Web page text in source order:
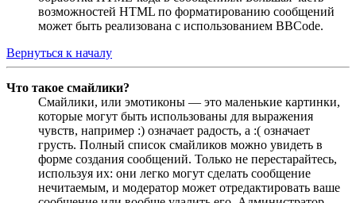
возможностей HTML по форматированию сообщений
может быть реализована с использованием BBCode.
Вернуться к началу
Что такое смайлики?
Смайлики, или эмотиконы — это маленькие картинки,
которые могут быть использованы для выражения
чувств, например :) означает радость, а :( означает
грусть. Полный список смайликов можно увидеть в
форме создания сообщений. Только не перестарайтесь,
используя их: они легко могут сделать сообщение
нечитаемым, и модератор может отредактировать ваше